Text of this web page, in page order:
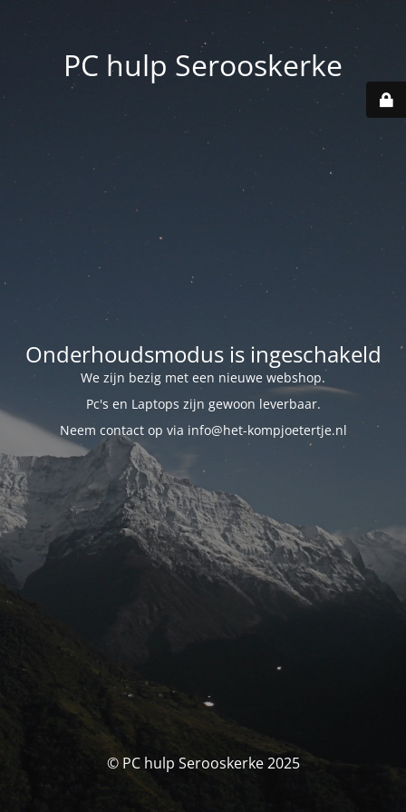
PC hulp Serooskerke
Onderhoudsmodus is ingeschakeld
We zijn bezig met een nieuwe webshop.
Pc's en Laptops zijn gewoon leverbaar.
Neem contact op via info@het-kompjoetertje.nl
© PC hulp Serooskerke 2025